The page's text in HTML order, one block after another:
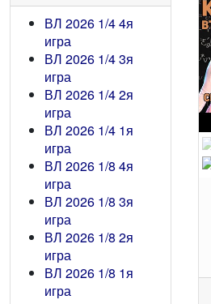
ВЛ 2026 1/4 4я
игра
ВЛ 2026 1/4 3я
игра
ВЛ 2026 1/4 2я
игра
ВЛ 2026 1/4 1я
игра
ВЛ 2026 1/8 4я
игра
ВЛ 2026 1/8 3я
игра
ВЛ 2026 1/8 2я
игра
ВЛ 2026 1/8 1я
игра